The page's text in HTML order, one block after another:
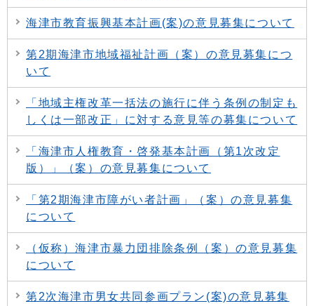
海津市教育振興基本計画(案)の意見募集について
第2期海津市地域福祉計画（案）の意見募集につ
いて
「地域主権改革一括法の施行に伴う条例の制定も
しくは一部改正」に対する意見等の募集について
「海津市人権教育・啓発基本計画（第1次改定
版）」（案）の意見募集について
「第2期海津市障がい者計画」（案）の意見募集
について
（仮称）海津市暴力団排除条例（案）の意見募集
について
第2次海津市男女共同参画プラン(案)の意見募集